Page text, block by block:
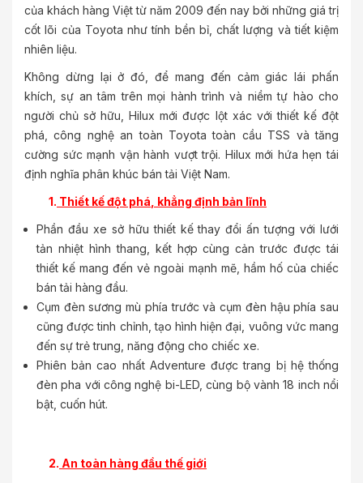
của khách hàng Việt từ năm 2009 đến nay bởi những giá trị
cốt lõi của Toyota như tính bền bỉ, chất lượng và tiết kiệm
nhiên liệu.
Không dừng lại ở đó, để mang đến cảm giác lái phấn
khích, sự an tâm trên mọi hành trình và niềm tự hào cho
người chủ sở hữu, Hilux mới được lột xác với thiết kế đột
phá, công nghệ an toàn Toyota toàn cầu TSS và tăng
cường sức mạnh vận hành vượt trội. Hilux mới hứa hẹn tái
định nghĩa phân khúc bán tải Việt Nam.
1. Thiết kếđột phá , khẳng định bản lĩnh
Phần đầu xe sở hữu thiết kế thay đổi ấn tượng với lưới
tản nhiệt hình thang, kết hợp cùng cản trước được tái
thiết kế mang đến vẻ ngoài mạnh mẽ, hầm hố của chiếc
bán tải hàng đầu.
Cụm đèn sương mù phía trước và cụm đèn hậu phía sau
cũng được tinh chỉnh, tạo hình hiện đại, vuông vức mang
đến sự trẻ trung, năng động cho chiếc xe.
Phiên bản cao nhất Adventure được trang bị hệ thống
đèn pha với công nghệ bi-LED, cùng bộ vành 18 inch nổi
bật, cuốn hút.
2. An toàn hàng đầu thế giới